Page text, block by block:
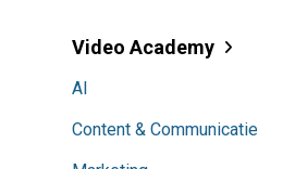
Video Academy
AI
Content & Communicatie